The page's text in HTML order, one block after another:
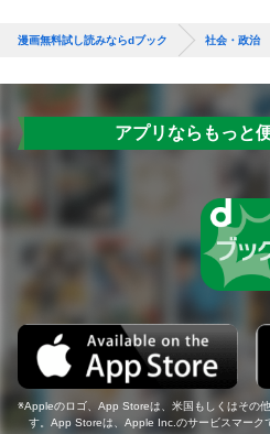
漫画無料試し読みならdブック 社会・政治
アプリならもっと
Appleのロゴ、App Storeは、米国もしくはその
す。App Storeは、Apple Inc.のサービスマーク